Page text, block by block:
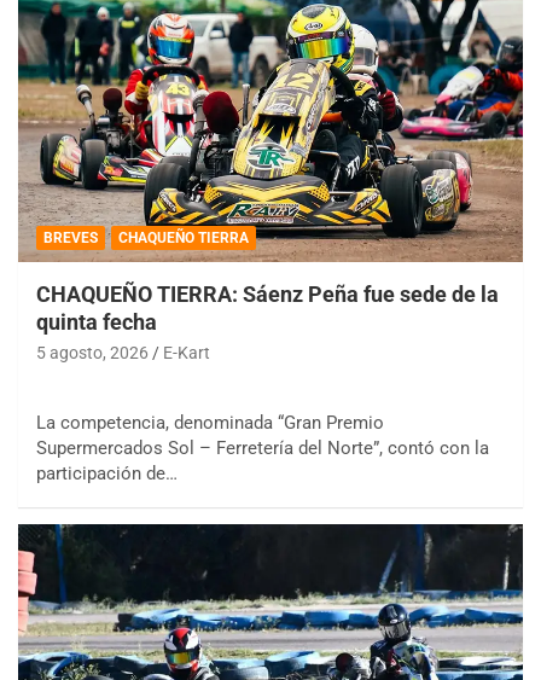
BREVES CHAQUEÑO TIERRA
CHAQUEÑO TIERRA: Sáenz Peña fue sede de la
quinta fecha
5 agosto, 2026 E-Kart
La competencia, denominada “Gran Premio
Supermercados Sol – Ferretería del Norte”, contó con la
participación de…